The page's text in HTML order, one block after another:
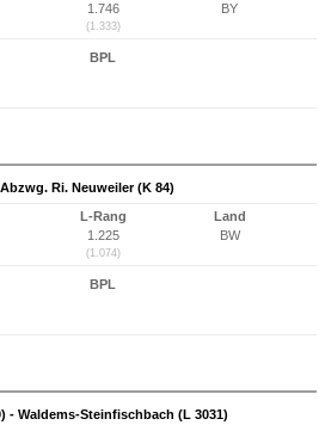
1.746
(1.333)
BY
BPL
Ri. Neuweiler (K 84)
L-Rang
1.225
(1.074)
Land
BW
BPL
- Waldems-Steinfischbach (L 3031)